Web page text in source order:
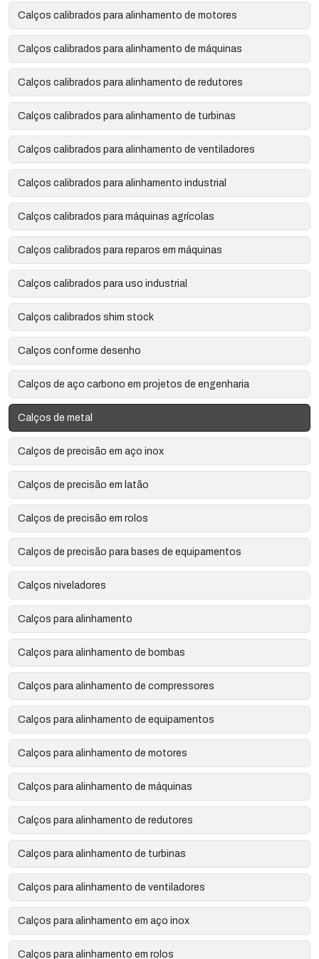
Calços calibrados para alinhamento de motores
Calços calibrados para alinhamento de máquinas
Calços calibrados para alinhamento de redutores
Calços calibrados para alinhamento de turbinas
Calços calibrados para alinhamento de ventiladores
Calços calibrados para alinhamento industrial
Calços calibrados para máquinas agrícolas
Calços calibrados para reparos em máquinas
Calços calibrados para uso industrial
Calços calibrados shim stock
Calços conforme desenho
Calços de aço carbono em projetos de engenharia
Calços de metal
Calços de precisão em aço inox
Calços de precisão em latão
Calços de precisão em rolos
Calços de precisão para bases de equipamentos
Calços niveladores
Calços para alinhamento
Calços para alinhamento de bombas
Calços para alinhamento de compressores
Calços para alinhamento de equipamentos
Calços para alinhamento de motores
Calços para alinhamento de máquinas
Calços para alinhamento de redutores
Calços para alinhamento de turbinas
Calços para alinhamento de ventiladores
Calços para alinhamento em aço inox
Calços para alinhamento em rolos